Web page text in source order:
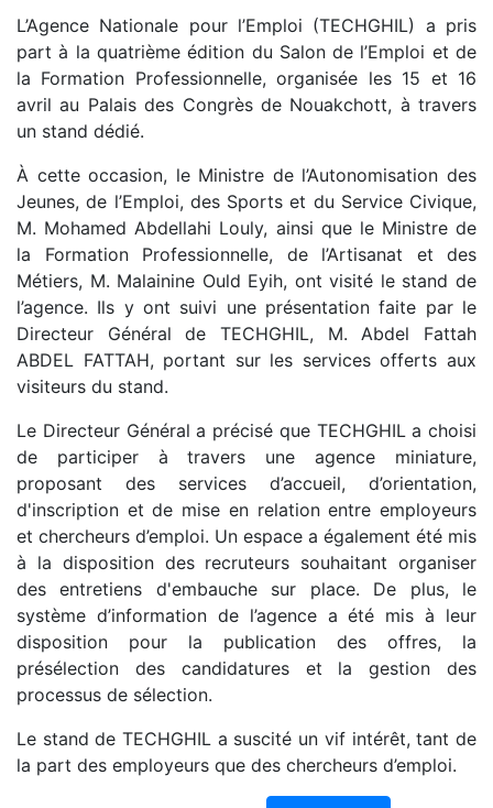
L’Agence Nationale pour l’Emploi (TECHGHIL) a pris
part à la quatrième édition du Salon de l’Emploi et de
la Formation Professionnelle, organisée les 15 et 16
avril au Palais des Congrès de Nouakchott, à travers
un stand dédié.
À cette occasion, le Ministre de l’Autonomisation des
Jeunes, de l’Emploi, des Sports et du Service Civique,
M. Mohamed Abdellahi Louly, ainsi que le Ministre de
la Formation Professionnelle, de l’Artisanat et des
Métiers, M. Malainine Ould Eyih, ont visité le stand de
l’agence. Ils y ont suivi une présentation faite par le
Directeur Général de TECHGHIL, M. Abdel Fattah
ABDEL FATTAH, portant sur les services offerts aux
visiteurs du stand.
Le Directeur Général a précisé que TECHGHIL a choisi
de participer à travers une agence miniature,
proposant des services d’accueil, d’orientation,
d'inscription et de mise en relation entre employeurs
et chercheurs d’emploi. Un espace a également été mis
à la disposition des recruteurs souhaitant organiser
des entretiens d'embauche sur place. De plus, le
système d’information de l’agence a été mis à leur
disposition pour la publication des offres, la
présélection des candidatures et la gestion des
processus de sélection.
Le stand de TECHGHIL a suscité un vif intérêt, tant de
la part des employeurs que des chercheurs d’emploi.